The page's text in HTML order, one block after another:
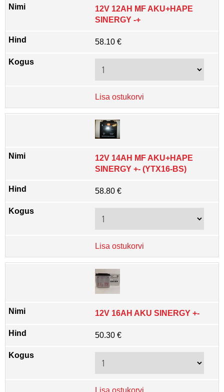
12V 12AH MF AKU+HAPE
SINERGY -+
58.10 €
Lisa ostukorvi
12V 14AH MF AKU+HAPE
SINERGY +- (YTX16-BS)
58.80 €
Lisa ostukorvi
12V 16AH AKU SINERGY +-
50.30 €